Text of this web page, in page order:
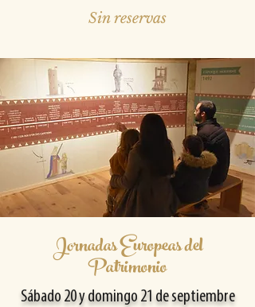
Sin reservas
Jornadas Europeas del
Patrimonio
Sábado 20 y domingo 21 de septiembre